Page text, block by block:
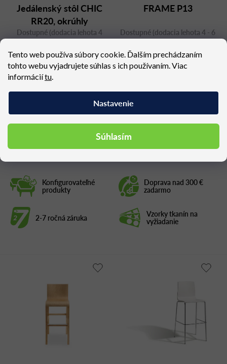
Tento web používa súbory cookie. Ďalším prechádzaním
tohto webu vyjadrujete súhlas s ich používaním. Viac
informáciítu.
Nastavenie
Súhlasím
Konfigurovateľné
produkty
Doprava nad 300 €
zadarmo
2-7 ročná záruka Vzorky tkanín na
vyžiadanie
Jedálenský stôl CHIC
RR20, okrúhly
Dostupné (dodacia lehota 4
týždne)
634,68 €
FRAME P13
Dostupné (dodacia lehota 4 - 6
týždňov)
1 408,35 €
Podobné produkty